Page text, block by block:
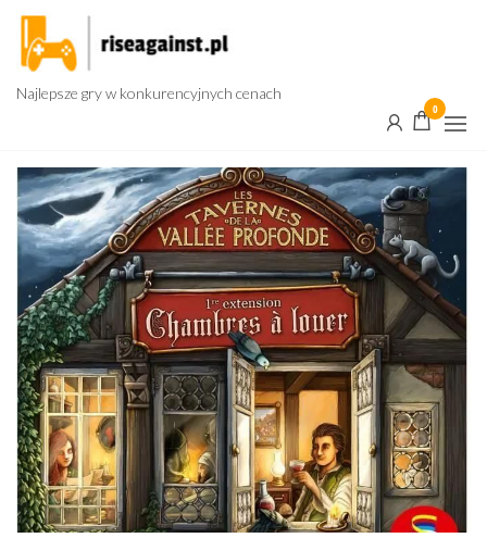
Przejdź
treści
Najlepsze gry w konkurencyjnych cenach
0